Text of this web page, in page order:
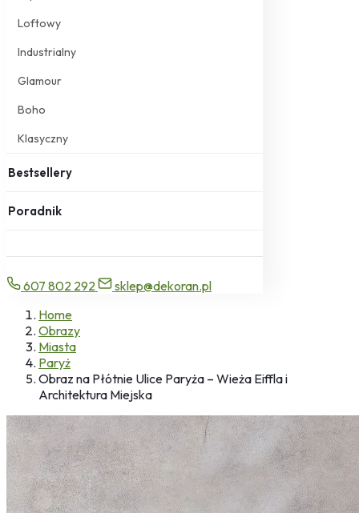
Loftowy
Industrialny
Glamour
Boho
Klasyczny
Bestsellery
Poradnik
607 802 292
sklep@dekoran.pl
Home
Obrazy
Miasta
Paryż
Obraz na Płótnie Ulice Paryża – Wieża Eiffla i
Architektura Miejska